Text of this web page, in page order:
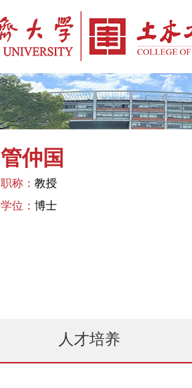
管仲国
职称：教授
学位：博士
人才培养